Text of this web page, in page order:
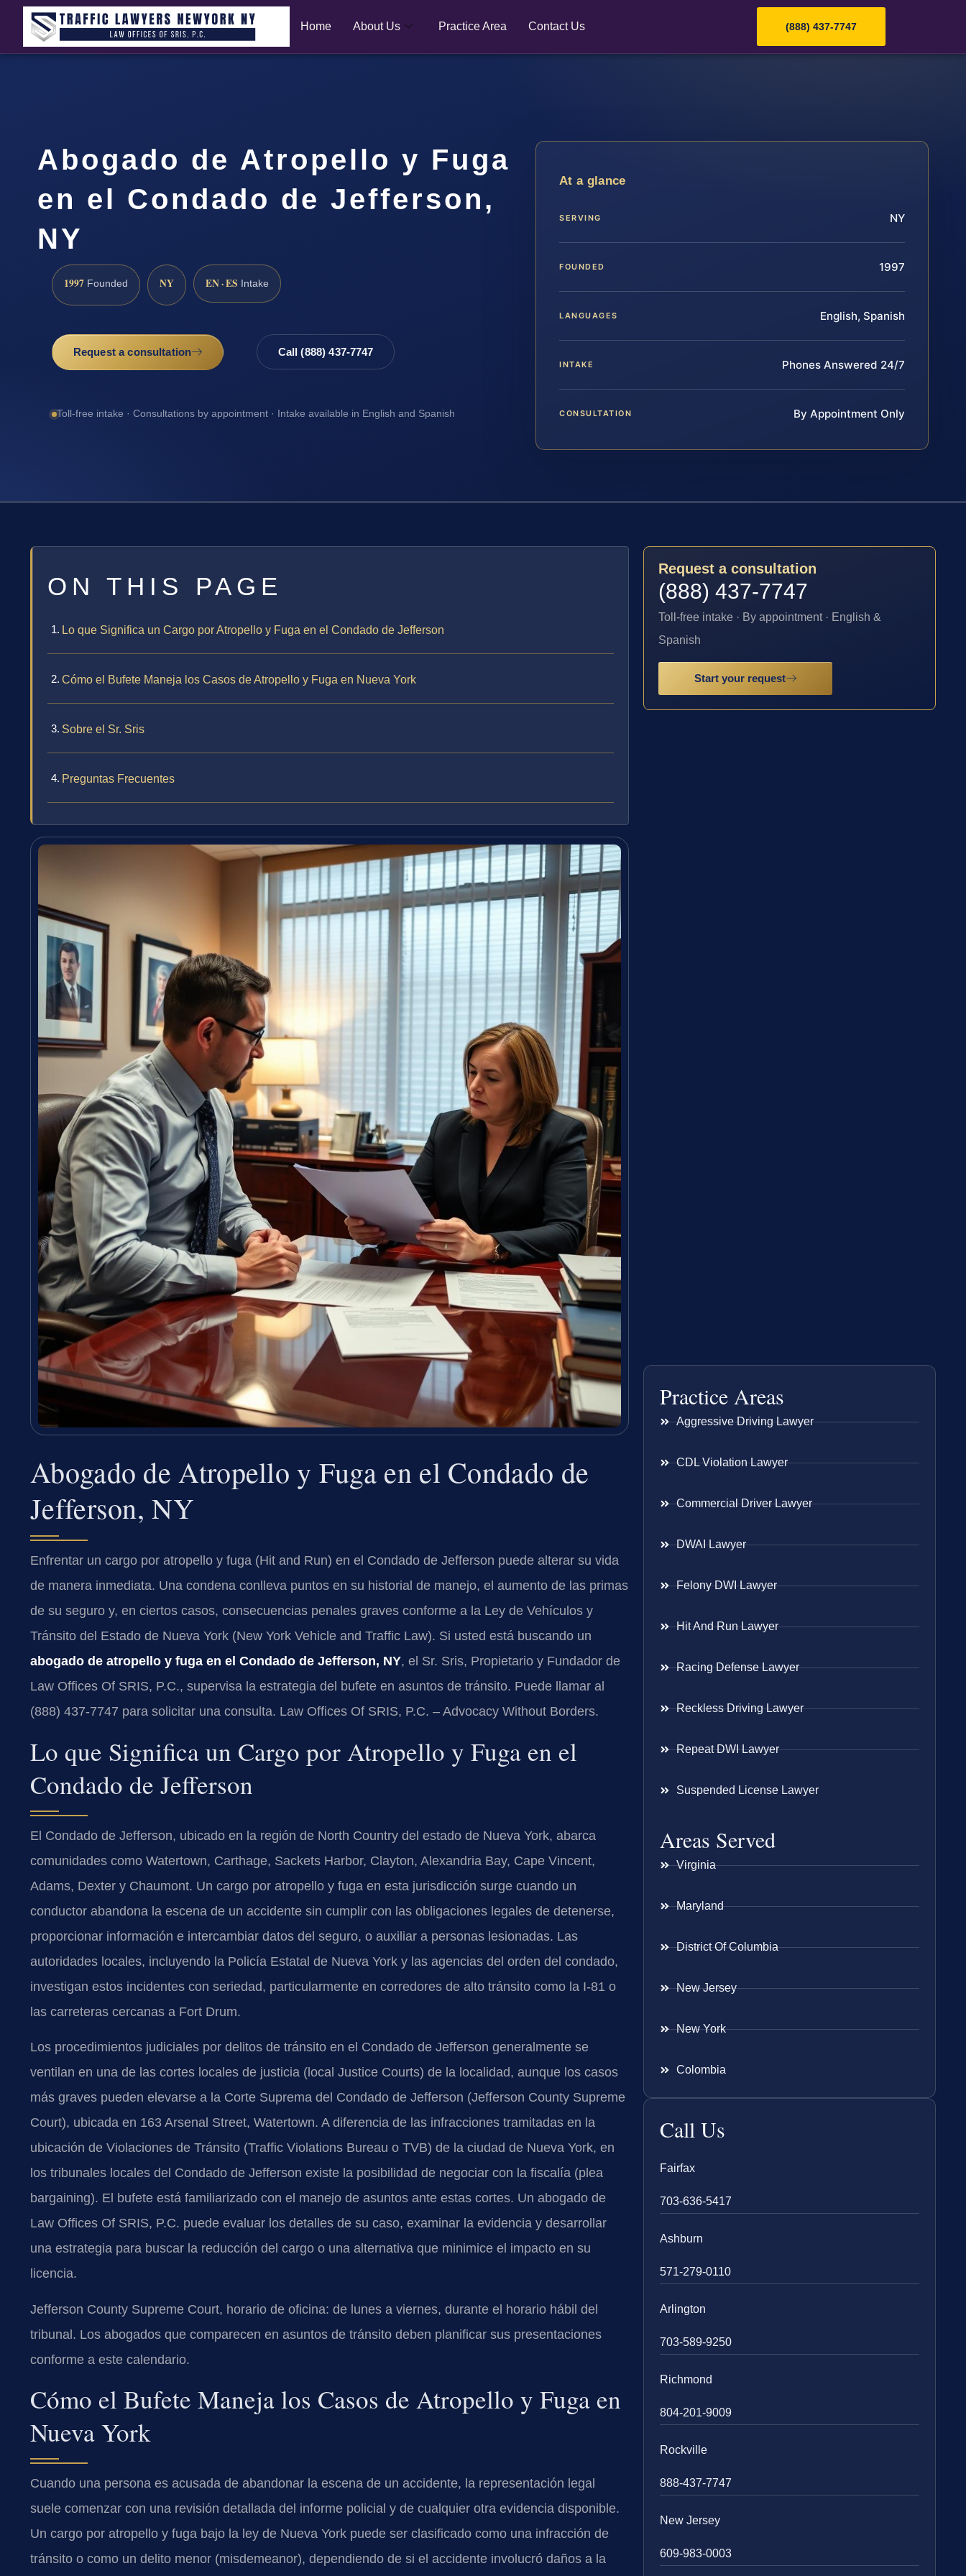
Home About Us Practice Area Contact Us (888) 437-7747
Abogado de Atropello y Fuga
en el Condado de Jefferson,
NY
1997 Founded NY EN · ES Intake
Request a consultation Call (888) 437-7747
Toll-free intake · Consultations by appointment · Intake available in English and Spanish
At a glance
SERVING NY
FOUNDED 1997
LANGUAGES English, Spanish
INTAKE Phones Answered 24/7
CONSULTATION By Appointment Only
ON THIS PAGE
Lo que Significa un Cargo por Atropello y Fuga en el Condado de Jefferson
Cómo el Bufete Maneja los Casos de Atropello y Fuga en Nueva York
Sobre el Sr. Sris
Preguntas Frecuentes
Abogado de Atropello y Fuga en el Condado de
Jefferson, NY
Enfrentar un cargo por atropello y fuga (Hit and Run) en el Condado de Jefferson puede alterar su vida
de manera inmediata. Una condena conlleva puntos en su historial de manejo, el aumento de las primas
de su seguro y, en ciertos casos, consecuencias penales graves conforme a la Ley de Vehículos y
Tránsito del Estado de Nueva York (New York Vehicle and Traffic Law). Si usted está buscando un
abogado de atropello y fuga en el Condado de Jefferson, NY, el Sr. Sris, Propietario y Fundador de
Law Offices Of SRIS, P.C., supervisa la estrategia del bufete en asuntos de tránsito. Puede llamar al
(888) 437-7747 para solicitar una consulta. Law Offices Of SRIS, P.C. – Advocacy Without Borders.
Lo que Significa un Cargo por Atropello y Fuga en el
Condado de Jefferson
El Condado de Jefferson, ubicado en la región de North Country del estado de Nueva York, abarca
comunidades como Watertown, Carthage, Sackets Harbor, Clayton, Alexandria Bay, Cape Vincent,
Adams, Dexter y Chaumont. Un cargo por atropello y fuga en esta jurisdicción surge cuando un
conductor abandona la escena de un accidente sin cumplir con las obligaciones legales de detenerse,
proporcionar información e intercambiar datos del seguro, o auxiliar a personas lesionadas. Las
autoridades locales, incluyendo la Policía Estatal de Nueva York y las agencias del orden del condado,
investigan estos incidentes con seriedad, particularmente en corredores de alto tránsito como la I-81 o
las carreteras cercanas a Fort Drum.
Los procedimientos judiciales por delitos de tránsito en el Condado de Jefferson generalmente se
ventilan en una de las cortes locales de justicia (local Justice Courts) de la localidad, aunque los casos
más graves pueden elevarse a la Corte Suprema del Condado de Jefferson (Jefferson County Supreme
Court), ubicada en 163 Arsenal Street, Watertown. A diferencia de las infracciones tramitadas en la
ubicación de Violaciones de Tránsito (Traffic Violations Bureau o TVB) de la ciudad de Nueva York, en
los tribunales locales del Condado de Jefferson existe la posibilidad de negociar con la fiscalía (plea
bargaining). El bufete está familiarizado con el manejo de asuntos ante estas cortes. Un abogado de
Law Offices Of SRIS, P.C. puede evaluar los detalles de su caso, examinar la evidencia y desarrollar
una estrategia para buscar la reducción del cargo o una alternativa que minimice el impacto en su
licencia.
Jefferson County Supreme Court, horario de oficina: de lunes a viernes, durante el horario hábil del
tribunal. Los abogados que comparecen en asuntos de tránsito deben planificar sus presentaciones
conforme a este calendario.
Cómo el Bufete Maneja los Casos de Atropello y Fuga en
Nueva York
Cuando una persona es acusada de abandonar la escena de un accidente, la representación legal
suele comenzar con una revisión detallada del informe policial y de cualquier otra evidencia disponible.
Un cargo por atropello y fuga bajo la ley de Nueva York puede ser clasificado como una infracción de
tránsito o como un delito menor (misdemeanor), dependiendo de si el accidente involucró daños a la
Request a consultation
(888) 437-7747
Toll-free intake · By appointment · English &
Spanish
Start your request
Practice Areas
Aggressive Driving Lawyer
CDL Violation Lawyer
Commercial Driver Lawyer
DWAI Lawyer
Felony DWI Lawyer
Hit And Run Lawyer
Racing Defense Lawyer
Reckless Driving Lawyer
Repeat DWI Lawyer
Suspended License Lawyer
Areas Served
Virginia
Maryland
District Of Columbia
New Jersey
New York
Colombia
Call Us
Fairfax
703-636-5417
Ashburn
571-279-0110
Arlington
703-589-9250
Richmond
804-201-9009
Rockville
888-437-7747
New Jersey
609-983-0003